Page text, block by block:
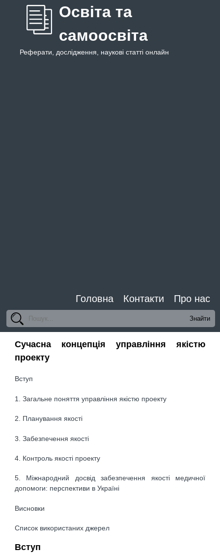
Освіта та
самоосвіта
Реферати, дослідження, наукові статті онлайн
Головна Контакти Про нас
Сучасна концепція управління якістю
проекту
Вступ
1. Загальне поняття управління якістю проекту
2. Планування якості
3. Забезпечення якості
4. Контроль якості проекту
5. Міжнародний досвід забезпечення якості медичної
допомоги: перспективи в Україні
Висновки
Список використаних джерел
Вступ